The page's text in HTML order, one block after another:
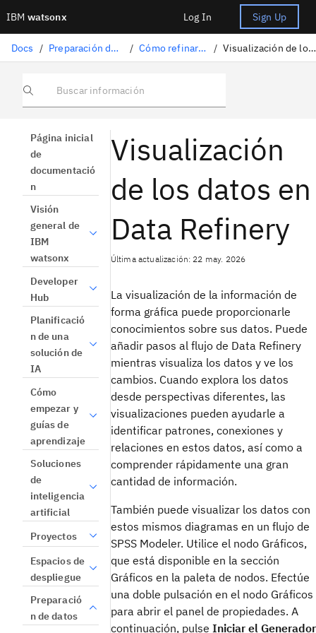
IBM watsonx Log In Sign Up
Docs / Preparación de datos / Cómo refinar datos / Visualización de los datos
Buscar información
Página inicial
de
documentació
n
Visión
general de
IBM
watsonx
Developer
Hub
Planificació
n de una
solución de
IA
Cómo
empezar y
guías de
aprendizaje
Soluciones
de
inteligencia
artificial
Proyectos
Espacios de
despliegue
Preparació
n de datos
Visualización
de los datos en
Data Refinery
Última actualización: 22 may. 2026
La visualización de la información de
forma gráfica puede proporcionarle
conocimientos sobre sus datos. Puede
añadir pasos al flujo de Data Refinery
mientras visualiza los datos y ve los
cambios. Cuando explora los datos
desde perspectivas diferentes, las
visualizaciones pueden ayudarle a
identificar patrones, conexiones y
relaciones en estos datos, así como a
comprender rápidamente una gran
cantidad de información.
También puede visualizar los datos con
estos mismos diagramas en un flujo de
SPSS Modeler. Utilice el nodo Gráficos,
que está disponible en la sección
Gráficos en la paleta de nodos. Efectúe
una doble pulsación en el nodo Gráficos
para abrir el panel de propiedades. A
continuación, pulse Iniciar el Generador